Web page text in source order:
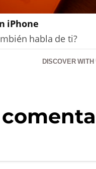
iPhone
habla de ti?
DISCOVER WITH